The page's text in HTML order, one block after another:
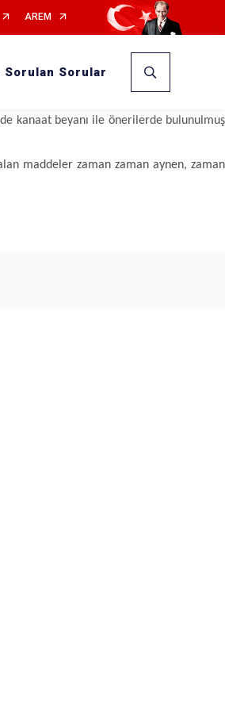
AREM
Sorulan Sorular
ilişkin projelendirme ve yapı ruhsatının
kanaat beyanı ile önerilerde bulunulmuş
maddeler zaman zaman aynen, zaman